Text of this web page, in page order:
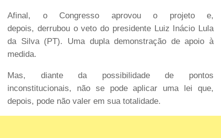
Afinal, o Congresso aprovou o projeto e,
depois, derrubou o veto do presidente Luiz Inácio Lula
da Silva (PT). Uma dupla demonstração de apoio à
medida.
Mas, diante da possibilidade de pontos
inconstitucionais, não se pode aplicar uma lei que,
depois, pode não valer em sua totalidade.